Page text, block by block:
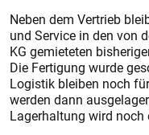
Neben dem Vertrieb
und Service in den von
KG gemieteten
Die Fertigung wurde
Logistik bleiben noch
werden dann
Lagerhaltung wird